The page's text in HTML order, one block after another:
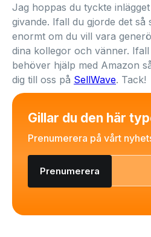
Gillar du den här
Prenumerera på vårt
Jag hoppas du tyckte
givande. Ifall du gjorde det så
enormt om du vill vara
dina kollegor och vänner.
behöver hjälp med Amazon
dig till oss på SellWave. Tack!